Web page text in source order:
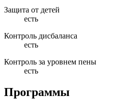
Защита от детей
есть
Контроль дисбаланса
есть
Контроль за уровнем пены
есть
Программы